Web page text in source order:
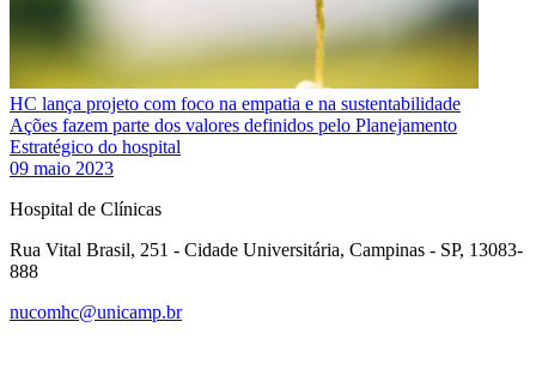
HC lança projeto com foco na empatia e na sustentabilidade
Ações fazem parte dos valores definidos pelo Planejamento
Estratégico do hospital
09 maio 2023
Hospital de Clínicas
Rua Vital Brasil, 251 - Cidade Universitária, Campinas - SP, 13083-
888
nucomhc@unicamp.br